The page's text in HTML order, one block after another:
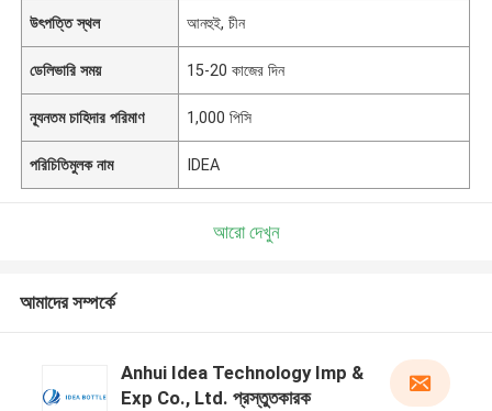
উৎপত্তি স্থল আনহুই, চীন
ডেলিভারি সময় 15-20 কাজের দিন
ন্যূনতম চাহিদার পরিমাণ 1,000 পিসি
পরিচিতিমুলক নাম IDEA
আরো দেখুন
আমাদের সম্পর্কে
Anhui Idea Technology Imp &
Exp Co., Ltd. প্রস্তুতকারক